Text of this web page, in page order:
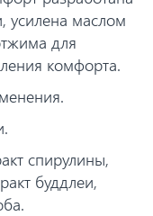
усилена маслом
для
комфорта.
спирулины,
буддлеи,